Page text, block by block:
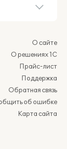
О сайте
О решениях 1С
Прайс-лист
Поддержка
Обратная связь
об ошибке
Карта сайта